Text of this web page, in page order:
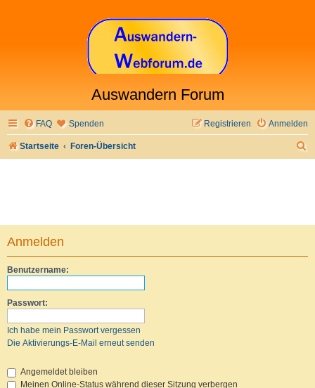
Auswandern Forum
FAQ Spenden Anmelden
Registrieren
Startseite Foren-Übersicht
Anmelden
Benutzername:
Passwort:
Ich habe mein Passwort vergessen
Die Aktivierungs-E-Mail erneut senden
Angemeldet bleiben
Meinen Online-Status während dieser Sitzung verbergen